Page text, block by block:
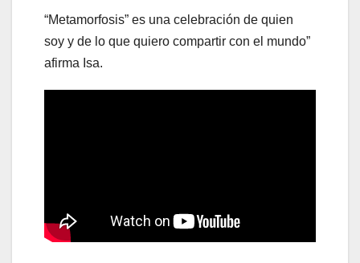
“Metamorfosis” es una celebración de quien
soy y de lo que quiero compartir con el mundo”
afirma Isa.